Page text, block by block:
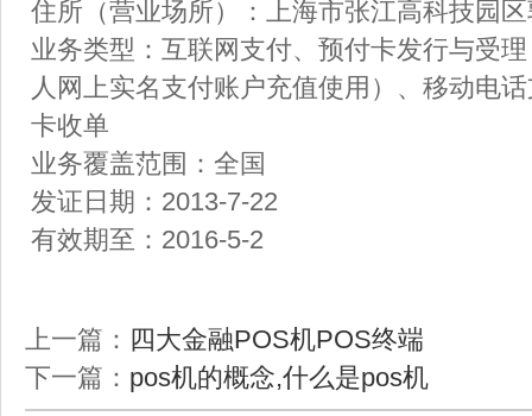
住所（营业场所）：上海市张江高科技园
业务类型：互联网支付、预付卡发行与受
人网上实名支付账户充值使用）、移动电
卡收单
业务覆盖范围：全国
发证日期：2013-7-22
有效期至：2016-5-2
上一篇： 四大金融POS机POS终端
下一篇： pos机的概念,什么是pos机